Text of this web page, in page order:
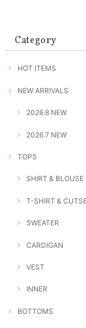
Category
HOT ITEMS
NEW ARRIVALS
2026.8 NEW
2026.7 NEW
TOPS
SHIRT & BLOUSE
T-SHIRT &
SWEATER
CARDIGAN
VEST
INNER
BOTTOMS